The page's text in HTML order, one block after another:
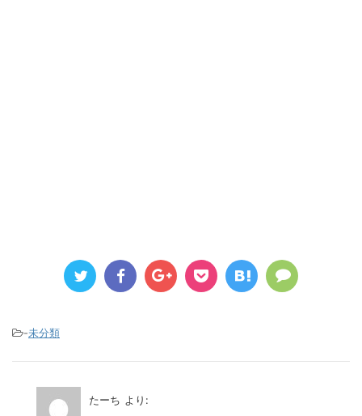
-未分類
たーち より: